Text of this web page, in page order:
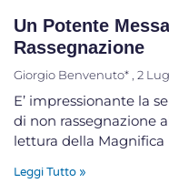
Un Potente
Rassegnazione
Giorgio Benvenuto* 2
E’ impressionante la
di non rassegnazione
lettura della
Leggi Tutto »